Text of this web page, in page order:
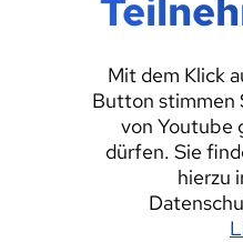
Mit dem Klick
Button stimmen
von Youtube
dürfen. Sie
hierzu